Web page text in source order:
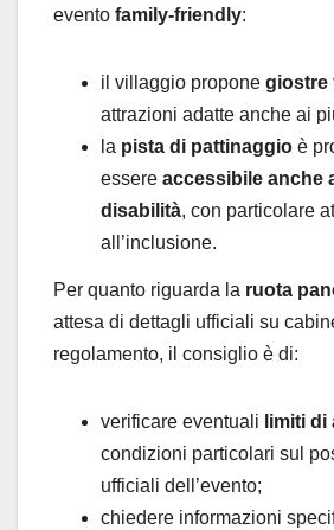
evento family-friendly:
il villaggio propone giostre
attrazioni adatte anche ai
la pista di pattinaggio è
essere accessibile anche
disabilità, con particolare
all’inclusione.
Per quanto riguarda la ruota
attesa di dettagli ufficiali su
regolamento, il consiglio è di:
verificare eventuali limiti di
condizioni particolari sul
ufficiali dell’evento;
chiedere informazioni